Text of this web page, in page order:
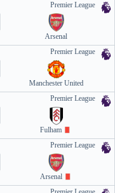
Premier League
Arsenal
Premier League
Manchester United
Premier League
Fulham
Premier League
Arsenal